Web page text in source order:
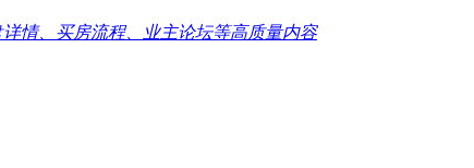
情、买房流程、业主论坛等高质量内容